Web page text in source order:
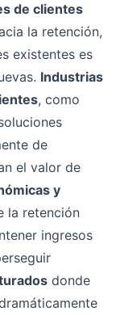
de clientes
la retención,
existentes es
Industrias
, como
de
el valor de
y
la retención
ingresos
donde